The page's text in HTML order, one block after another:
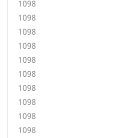
1098
1098
1098
1098
1098
1098
1098
1098
1098
1098